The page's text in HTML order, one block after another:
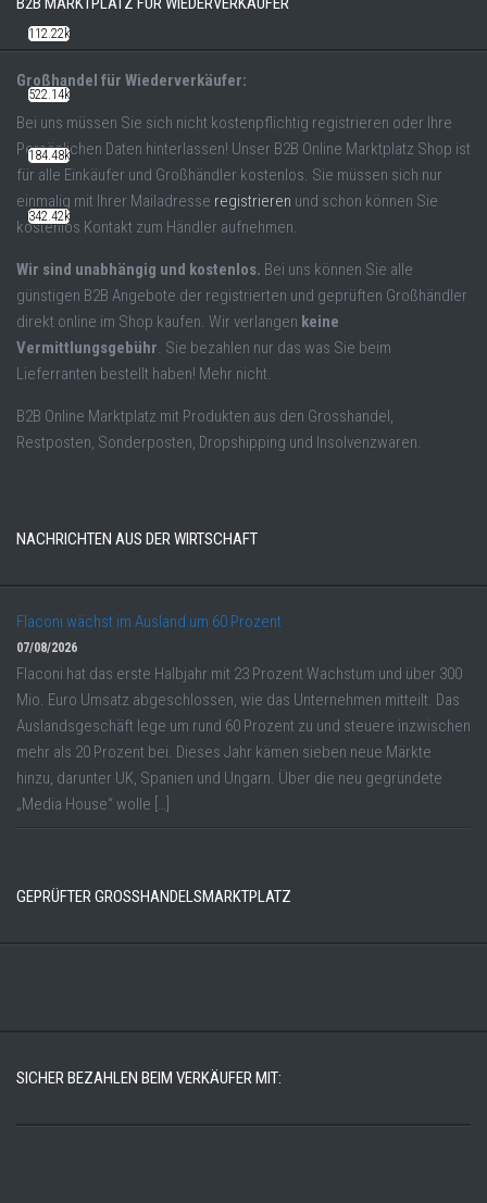
Großhandel für Wiederverkäufer:
Bei uns müssen Sie sich nicht kostenpflichtig registrieren oder Ihre
Persönlichen Daten hinterlassen! Unser B2B Online Marktplatz Shop ist
für alle Einkäufer und Großhändler kostenlos. Sie müssen sich nur
einmalig mit Ihrer Mailadresse registrieren und schon können Sie
kostenlos Kontakt zum Händler aufnehmen.
Wir sind unabhängig und kostenlos. Bei uns können Sie alle
günstigen B2B Angebote der registrierten und geprüften Großhändler
direkt online im Shop kaufen. Wir verlangen keine
Vermittlungsgebühr. Sie bezahlen nur das was Sie beim
Lieferranten bestellt haben! Mehr nicht.
B2B Online Marktplatz mit Produkten aus den Grosshandel,
Restposten, Sonderposten, Dropshipping und Insolvenzwaren.
NACHRICHTEN AUS DER WIRTSCHAFT
Flaconi wächst im Ausland um 60 Prozent
07/08/2026
Flaconi hat das erste Halbjahr mit 23 Prozent Wachstum und über 300
Mio. Euro Umsatz abgeschlossen, wie das Unternehmen mitteilt. Das
Auslandsgeschäft lege um rund 60 Prozent zu und steuere inzwischen
mehr als 20 Prozent bei. Dieses Jahr kämen sieben neue Märkte
hinzu, darunter UK, Spanien und Ungarn. Über die neu gegründete
„Media House“ wolle […]
GEPRÜFTER GROSSHANDELSMARKTPLATZ
SICHER BEZAHLEN BEIM VERKÄUFER MIT:
112.22k
522.14k
184.48k
342.42k